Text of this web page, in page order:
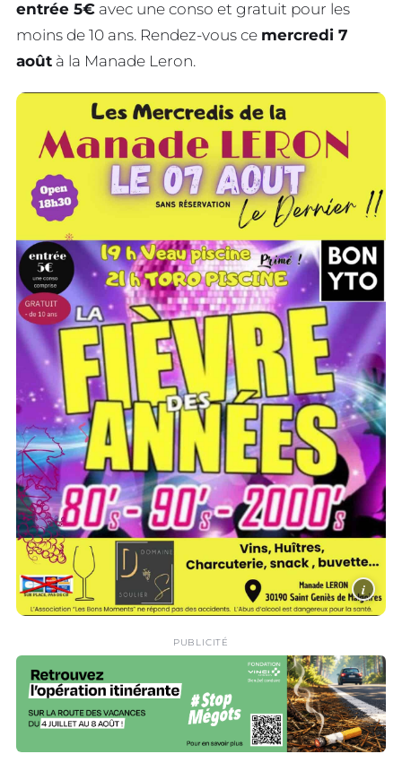
entrée 5€ avec une conso et gratuit pour les
moins de 10 ans. Rendez-vous ce mercredi 7
août à la Manade Leron.
i
PUBLICITÉ